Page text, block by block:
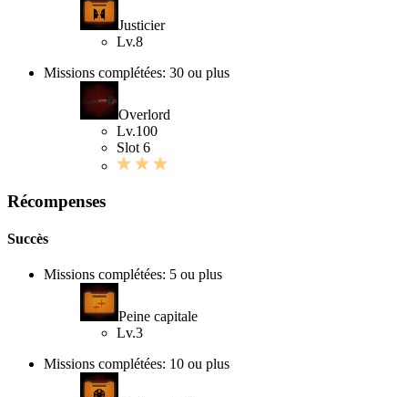
Justicier
Lv.8
Missions complétées: 30 ou plus
Overlord
Lv.100
Slot 6
Récompenses
Succès
Missions complétées: 5 ou plus
Peine capitale
Lv.3
Missions complétées: 10 ou plus